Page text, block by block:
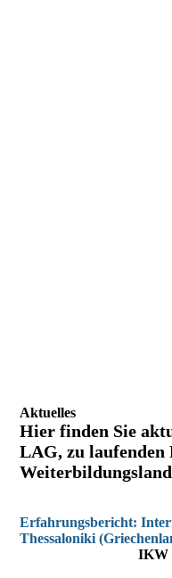
Aktuelles
Hier finden Sie
LAG, zu
Erfahrungsbericht:
Thessaloniki
IKW